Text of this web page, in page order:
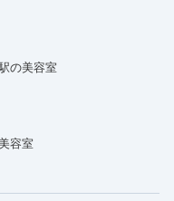
の美容室
容室